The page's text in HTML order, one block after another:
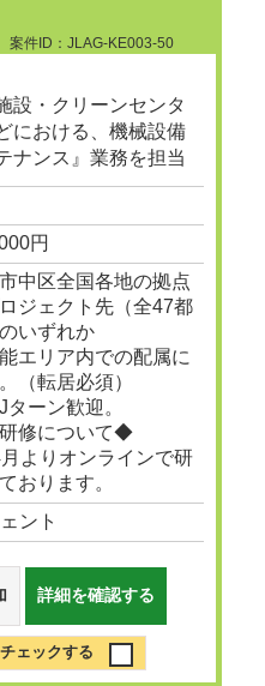
件ID：JLAG-KE003-50
設・クリーンセンタ
における、機械設備
ナンス』業務を担当
円
中区全国各地の拠点
ジェクト先（全47都
いずれか
エリア内での配属に
（転居必須）
ターン歓迎。
修について◆
よりオンラインで研
おります。
ント
詳細を確認する
ェックする